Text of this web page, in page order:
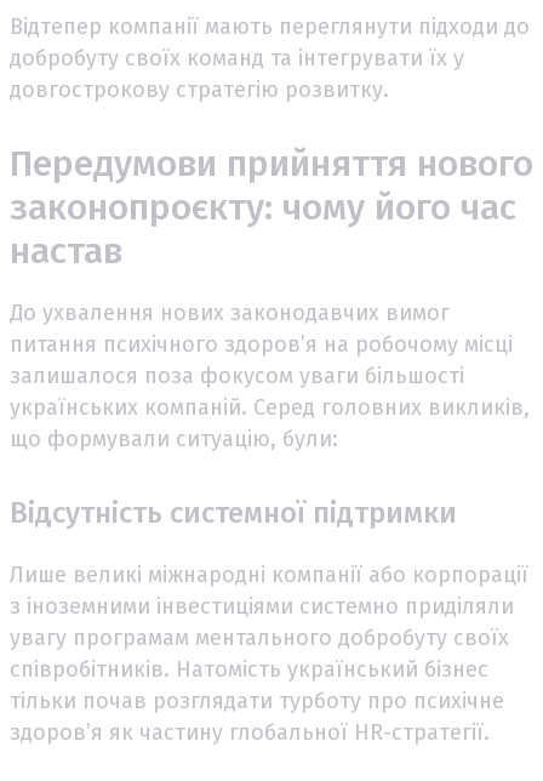
Відтепер компанії мають переглянути підходи до
добробуту своїх команд та інтегрувати їх у
довгострокову стратегію розвитку.
Передумови прийняття нового
законопроєкту: чому його час
настав
До ухвалення нових законодавчих вимог
питання психічного здоров’я на робочому місці
залишалося поза фокусом уваги більшості
українських компаній. Серед головних викликів,
що формували ситуацію, були:
Відсутність системної підтримки
Лише великі міжнародні компанії або корпорації
з іноземними інвестиціями системно приділяли
увагу програмам ментального добробуту своїх
співробітників. Натомість український бізнес
тільки почав розглядати турботу про психічне
здоров’я як частину глобальної HR-стратегії.